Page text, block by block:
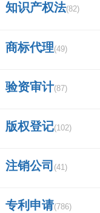
知识产权法(82)
商标代理(49)
验资审计(87)
版权登记(102)
注销公司 (41)
专利申请(786)